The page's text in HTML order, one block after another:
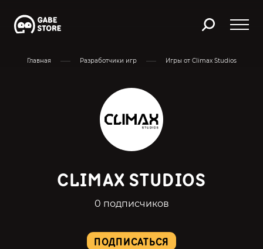
Главная Разработчики игр Игры от Climax Studios
ПОДПИСАТЬСЯ
CLIMAX STUDIOS
0 подписчиков